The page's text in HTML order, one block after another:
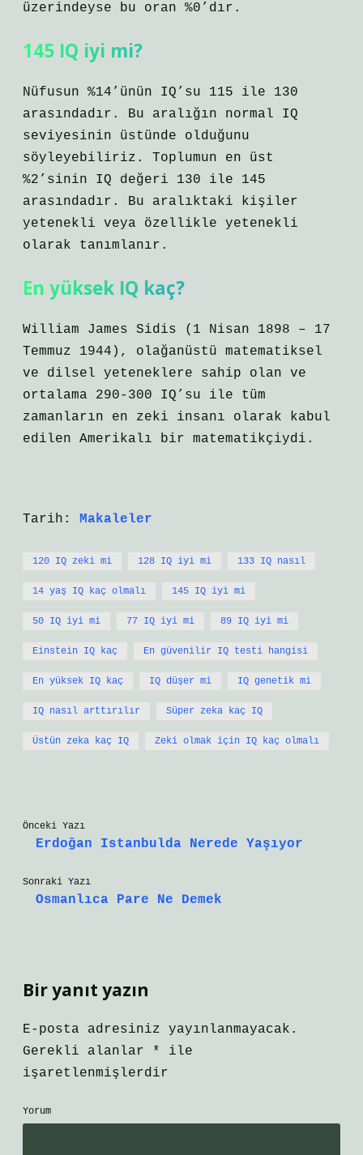
üzerindeyse bu oran %0’dır.
145 IQ iyi mi?
Nüfusun %14’ünün IQ’su 115 ile 130
arasındadır. Bu aralığın normal IQ
seviyesinin üstünde olduğunu
söyleyebiliriz. Toplumun en üst
%2’sinin IQ değeri 130 ile 145
arasındadır. Bu aralıktaki kişiler
yetenekli veya özellikle yetenekli
olarak tanımlanır.
En yüksek IQ kaç?
William James Sidis (1 Nisan 1898 – 17
Temmuz 1944), olağanüstü matematiksel
ve dilsel yeteneklere sahip olan ve
ortalama 290-300 IQ’su ile tüm
zamanların en zeki insanı olarak kabul
edilen Amerikalı bir matematikçiydi.
Tarih: Makaleler
120 IQ zeki mi 128 IQ iyi mi 133 IQ nasıl
14 yaş IQ kaç olmalı 145 IQ iyi mi
50 IQ iyi mi 77 IQ iyi mi 89 IQ iyi mi
Einstein IQ kaç En güvenilir IQ testi hangisi
En yüksek IQ kaç IQ düşer mi IQ genetik mi
IQ nasıl arttırılır Süper zeka kaç IQ
Üstün zeka kaç IQ Zeki olmak için IQ kaç olmalı
Önceki Yazı
Erdoğan Istanbulda Nerede Yaşıyor
Sonraki Yazı
Osmanlıca Pare Ne Demek
Bir yanıt yazın
E-posta adresiniz yayınlanmayacak.
Gerekli alanlar
*
ile
işaretlenmişlerdir
Yorum